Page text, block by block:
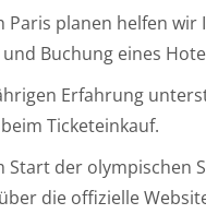
Paris planen helfen
Buchung eines
Erfahrung
beim Ticketeinkauf.
Start der olympischen
die offizielle